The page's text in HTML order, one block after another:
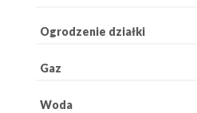
Ogrodzenie działki
Gaz
Woda